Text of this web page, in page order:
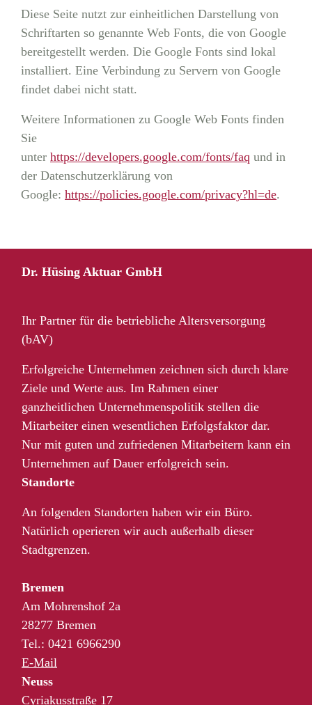
Diese Seite nutzt zur einheitlichen Darstellung von
Schriftarten so genannte Web Fonts, die von Google
bereitgestellt werden. Die Google Fonts sind lokal
installiert. Eine Verbindung zu Servern von Google
findet dabei nicht statt.
Weitere Informationen zu Google Web Fonts finden
Sie
unter https://developers.google.com/fonts/faq und in
der Datenschutzerklärung von
Google: https://policies.google.com/privacy?hl=de.
Dr. Hüsing Aktuar GmbH
Ihr Partner für die betriebliche Altersversorgung
(bAV)
Erfolgreiche Unternehmen zeichnen sich durch klare
Ziele und Werte aus. Im Rahmen einer
ganzheitlichen Unternehmenspolitik stellen die
Mitarbeiter einen wesentlichen Erfolgsfaktor dar.
Nur mit guten und zufriedenen Mitarbeitern kann ein
Unternehmen auf Dauer erfolgreich sein.
Standorte
An folgenden Standorten haben wir ein Büro.
Natürlich operieren wir auch außerhalb dieser
Stadtgrenzen.
Bremen
Am Mohrenshof 2a
28277 Bremen
Tel.: 0421 6966290
E-Mail
Neuss
Cyriakusstraße 17